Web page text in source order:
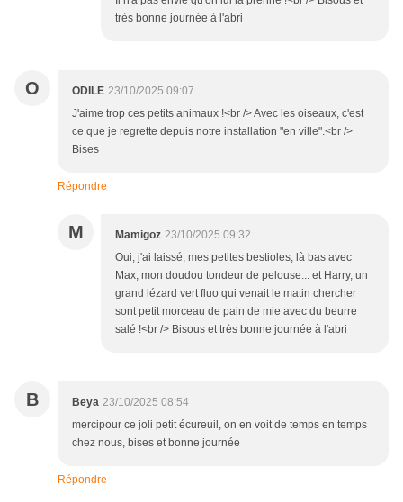
très bonne journée à l'abri
O ODILE 23/10/2025 09:07
J'aime trop ces petits animaux !<br /> Avec les oiseaux, c'est
ce que je regrette depuis notre installation "en ville".<br />
Bises
Répondre
M Mamigoz 23/10/2025 09:32
Oui, j'ai laissé, mes petites bestioles, là bas avec
Max, mon doudou tondeur de pelouse... et Harry, un
grand lézard vert fluo qui venait le matin chercher
sont petit morceau de pain de mie avec du beurre
salé !<br /> Bisous et très bonne journée à l'abri
B Beya 23/10/2025 08:54
mercipour ce joli petit écureuil, on en voit de temps en temps
chez nous, bises et bonne journée
Répondre